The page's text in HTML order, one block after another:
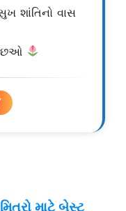
શાંતિનો વાસ
માટે બેસ્ટ